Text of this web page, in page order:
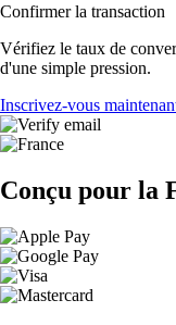
Confirmer la transaction
Vérifiez le taux de
d'une simple pression.
Inscrivez-vous
Conçu pour la